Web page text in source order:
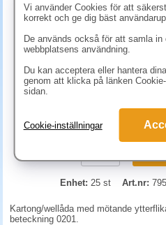
523.80 kr
Enhet: 25 st Art.nr:
Kartong/wellåda med mötande
beteckning 0201.
Vi använder Cookies för att
korrekt och ge dig bäst
De används också för att samla
webbplatsens användning.
Du kan acceptera eller hantera
genom att klicka på länken
sidan.
Cookie-inställningar